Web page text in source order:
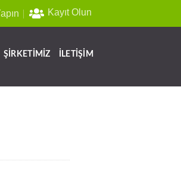
Kayıt Olun
ŞİRKETİMİZ İLETİŞİM